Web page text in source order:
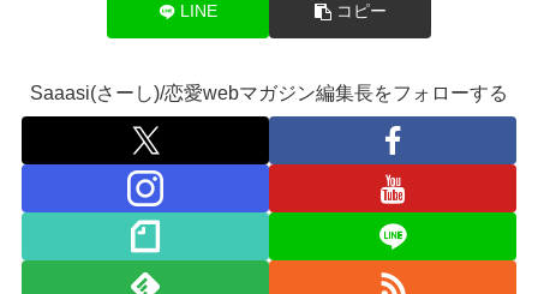
LINE コピー
Saaasi(さーし)/恋愛webマガジン編集長をフォローする